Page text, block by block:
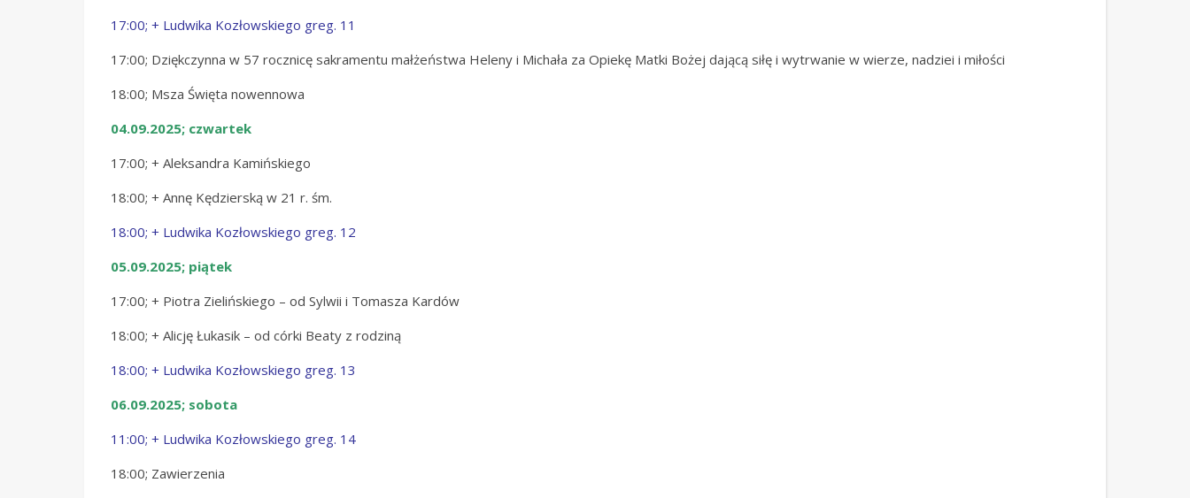
17:00; + Ludwika Kozłowskiego greg. 11
17:00; Dziękczynna w 57 rocznicę sakramentu małżeństwa Heleny i Michała za Opiekę Matki Bożej dającą siłę i wytrwanie w wierze, nadziei i miłości
18:00; Msza Święta nowennowa
04.09.2025; czwartek
17:00; + Aleksandra Kamińskiego
18:00; + Annę Kędzierską w 21 r. śm.
18:00; + Ludwika Kozłowskiego greg. 12
05.09.2025; piątek
17:00; + Piotra Zielińskiego – od Sylwii i Tomasza Kardów
18:00; + Alicję Łukasik – od córki Beaty z rodziną
18:00; + Ludwika Kozłowskiego greg. 13
06.09.2025; sobota
11:00; + Ludwika Kozłowskiego greg. 14
18:00; Zawierzenia